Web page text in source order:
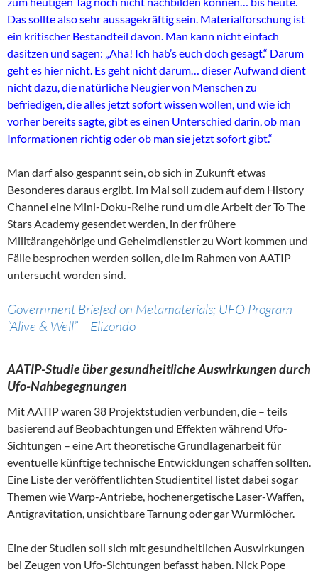
Das sollte also sehr aussagekräftig sein. Materialforschung ist
ein kritischer Bestandteil davon. Man kann nicht einfach
dasitzen und sagen: „Aha! Ich hab’s euch doch gesagt.“ Darum
geht es hier nicht. Es geht nicht darum… dieser Aufwand dient
nicht dazu, die natürliche Neugier von Menschen zu
befriedigen, die alles jetzt sofort wissen wollen, und wie ich
vorher bereits sagte, gibt es einen Unterschied darin, ob man
Informationen richtig oder ob man sie jetzt sofort gibt.“
Man darf also gespannt sein, ob sich in Zukunft etwas
Besonderes daraus ergibt. Im Mai soll zudem auf dem History
Channel eine Mini-Doku-Reihe rund um die Arbeit der To The
Stars Academy gesendet werden, in der frühere
Militärangehörige und Geheimdienstler zu Wort kommen und
Fälle besprochen werden sollen, die im Rahmen von AATIP
untersucht worden sind.
Government Briefed on Metamaterials; UFO Program
“Alive & Well” – Elizondo
AATIP-Studie über gesundheitliche Auswirkungen durch
Ufo-Nahbegegnungen
Mit AATIP waren 38 Projektstudien verbunden, die – teils
basierend auf Beobachtungen und Effekten während Ufo-
Sichtungen – eine Art theoretische Grundlagenarbeit für
eventuelle künftige technische Entwicklungen schaffen sollten.
Eine Liste der veröffentlichten Studientitel listet dabei sogar
Themen wie Warp-Antriebe, hochenergetische Laser-Waffen,
Antigravitation, unsichtbare Tarnung oder gar Wurmlöcher.
Eine der Studien soll sich mit gesundheitlichen Auswirkungen
bei Zeugen von Ufo-Sichtungen befasst haben. Nick Pope